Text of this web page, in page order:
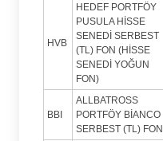
HVB
HEDEF PORTFÖY
PUSULA HİSSE
SENEDİ SERBEST
(TL) FON (HİSSE
SENEDİ YOĞUN
FON)
BBI
ALLBATROSS
PORTFÖY BİANCO
SERBEST (TL) FON